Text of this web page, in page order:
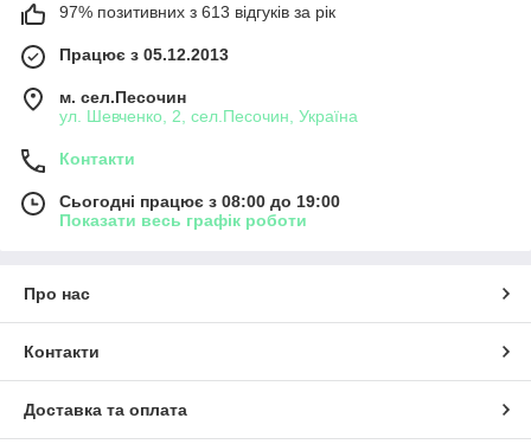
97% позитивних з 613 відгуків за рік
Працює з 05.12.2013
м. сел.Песочин
ул. Шевченко, 2, сел.Песочин, Україна
Контакти
Сьогодні працює з 08:00 до 19:00
Показати весь графік роботи
Про нас
Контакти
Доставка та оплата